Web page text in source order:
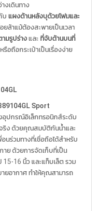
างเดินทาง
บ แผงด้านหลังบุด้วยโฟมและ
ยล้าแม้ต้องสะพายเป็นเวลา
ามรูปร่าง และ ที่จับด้านบนที่
อถือกระเป๋าเป็นเรื่องง่าย
Sport
อุปกรณ์อิเล็กทรอนิกส์ระดับ
ริง ด้วยคุณสมบัติกันน้ำและ
อนร่วมทางที่เชื่อถือได้สำหรับ
าย ด้วยการจัดเก็บที่เป็น
15-16 นิ้ว และแท็บเล็ต รวม
ยอากาศ ทำให้คุณสามารถ